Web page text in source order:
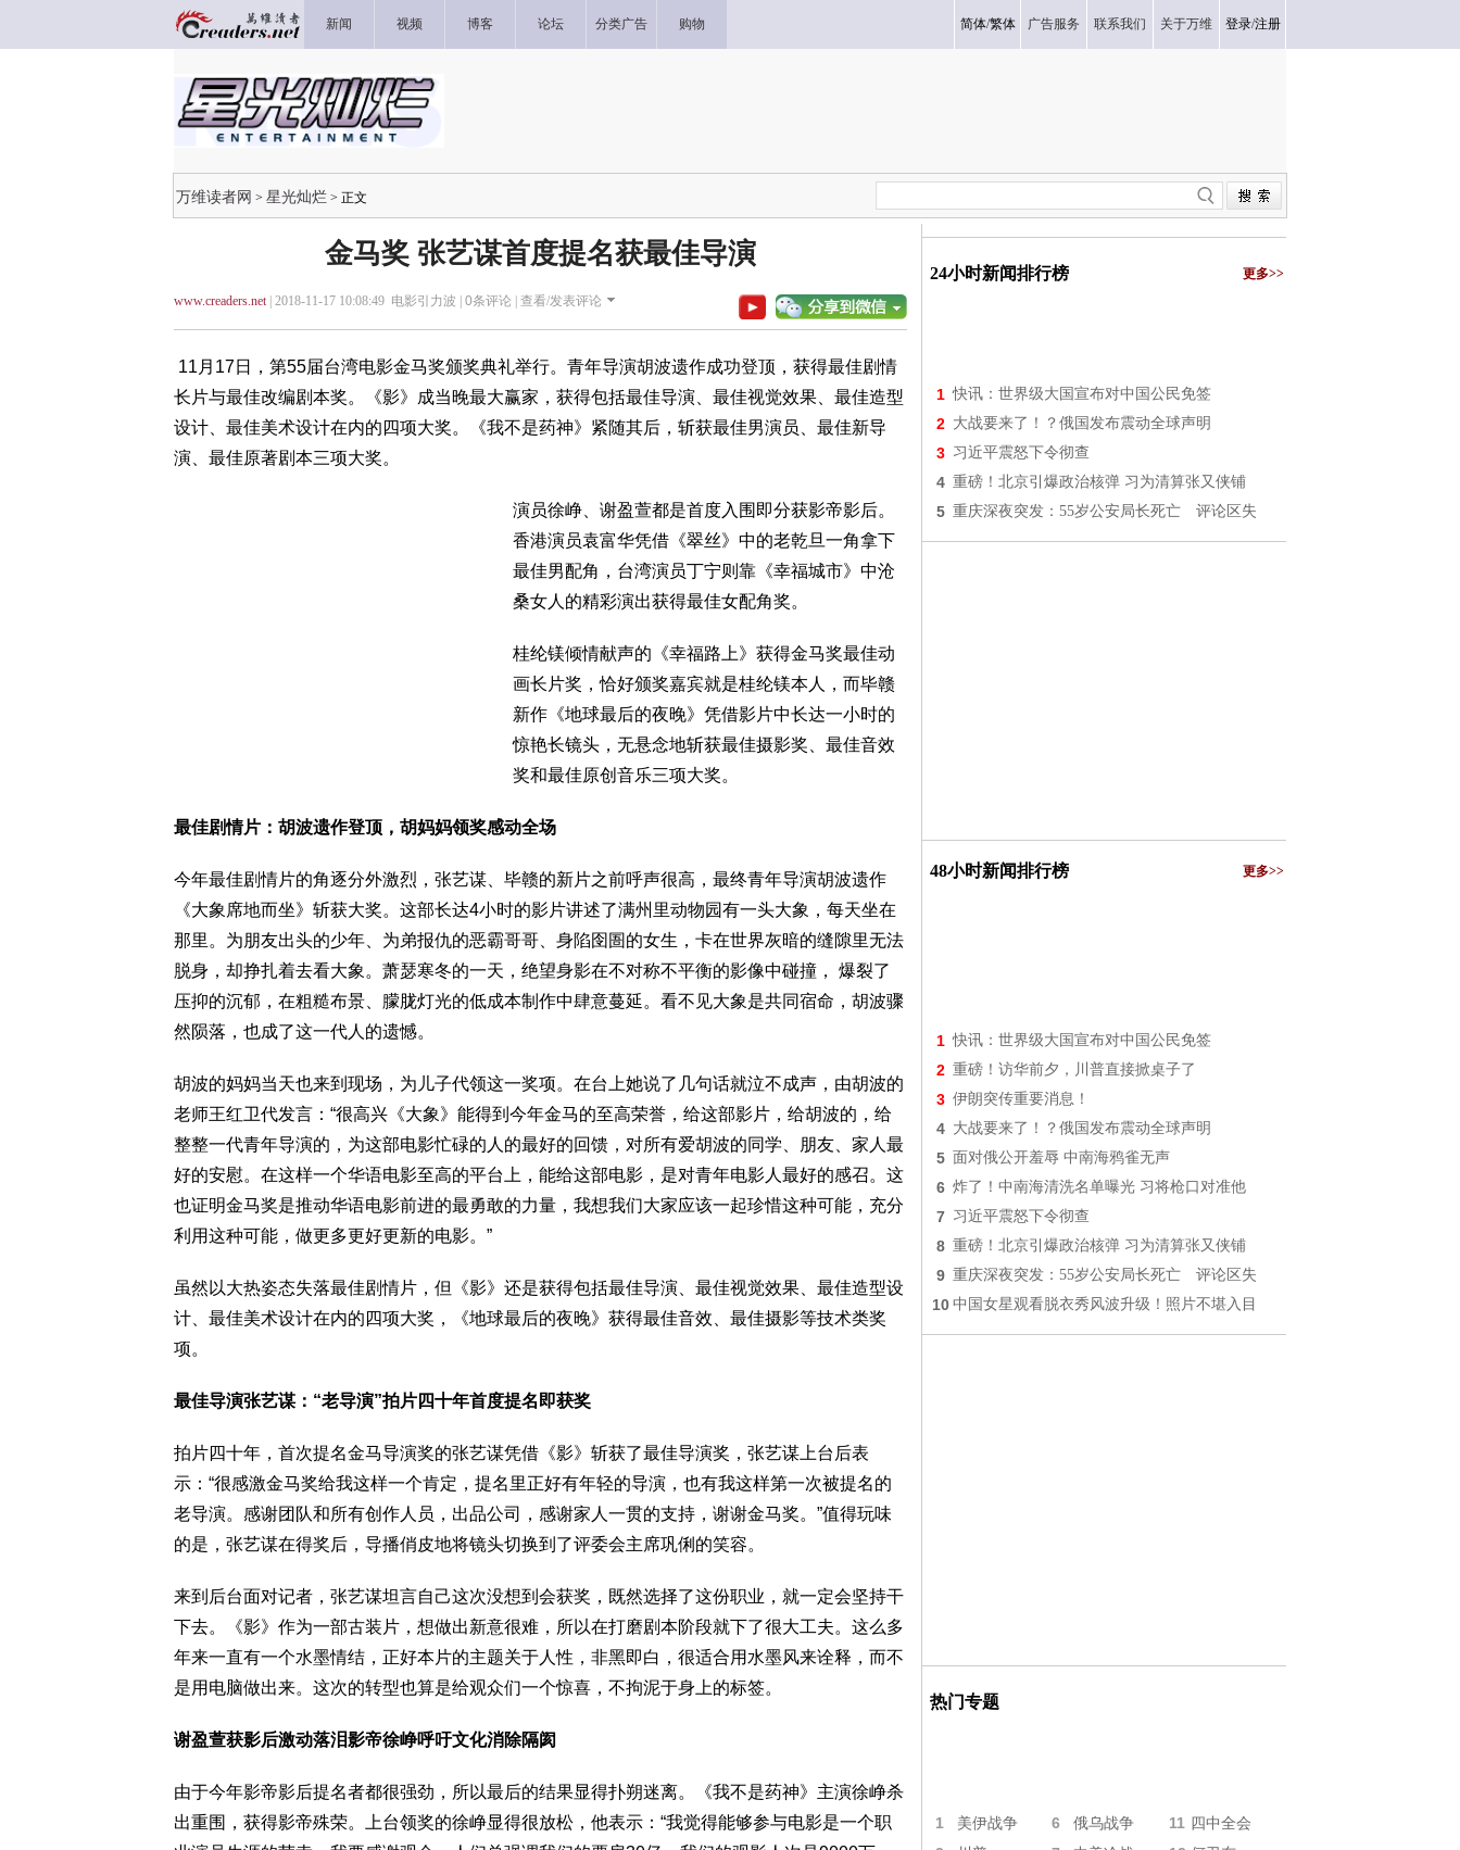
新闻 视频 博客 论坛 分类广告 购物 简体/繁体 广告服务 联系我们 关于万维 登录/注册
万维读者网 > 星光灿烂 > 正文
金马奖 张艺谋首度提名获最佳导演
www.creaders.net| 2018-11-17 10:08:49 电影引力波 | 0条评论 | 查看/发表评论
11月17日，第55届台湾电影金马奖颁奖典礼举行。青年导演胡波遗作成功登顶，获得最佳剧情
长片与最佳改编剧本奖。《影》成当晚最大赢家，获得包括最佳导演、最佳视觉效果、最佳造型
设计、最佳美术设计在内的四项大奖。《我不是药神》紧随其后，斩获最佳男演员、最佳新导
演、最佳原著剧本三项大奖。
演员徐峥、谢盈萱都是首度入围即分获影帝影后。
香港演员袁富华凭借《翠丝》中的老乾旦一角拿下
最佳男配角，台湾演员丁宁则靠《幸福城市》中沧
桑女人的精彩演出获得最佳女配角奖。
桂纶镁倾情献声的《幸福路上》获得金马奖最佳动
画长片奖，恰好颁奖嘉宾就是桂纶镁本人，而毕赣
新作《地球最后的夜晚》凭借影片中长达一小时的
惊艳长镜头，无悬念地斩获最佳摄影奖、最佳音效
奖和最佳原创音乐三项大奖。
最佳剧情片：胡波遗作登顶，胡妈妈领奖感动全场
今年最佳剧情片的角逐分外激烈，张艺谋、毕赣的新片之前呼声很高，最终青年导演胡波遗作
《大象席地而坐》斩获大奖。这部长达4小时的影片讲述了满州里动物园有一头大象，每天坐在
那里。为朋友出头的少年、为弟报仇的恶霸哥哥、身陷囹圄的女生，卡在世界灰暗的缝隙里无法
脱身，却挣扎着去看大象。萧瑟寒冬的一天，绝望身影在不对称不平衡的影像中碰撞， 爆裂了
压抑的沉郁，在粗糙布景、朦胧灯光的低成本制作中肆意蔓延。看不见大象是共同宿命，胡波骤
然陨落，也成了这一代人的遗憾。
胡波的妈妈当天也来到现场，为儿子代领这一奖项。在台上她说了几句话就泣不成声，由胡波的
老师王红卫代发言：“很高兴《大象》能得到今年金马的至高荣誉，给这部影片，给胡波的，给
整整一代青年导演的，为这部电影忙碌的人的最好的回馈，对所有爱胡波的同学、朋友、家人最
好的安慰。在这样一个华语电影至高的平台上，能给这部电影，是对青年电影人最好的感召。这
也证明金马奖是推动华语电影前进的最勇敢的力量，我想我们大家应该一起珍惜这种可能，充分
利用这种可能，做更多更好更新的电影。”
虽然以大热姿态失落最佳剧情片，但《影》还是获得包括最佳导演、最佳视觉效果、最佳造型设
计、最佳美术设计在内的四项大奖，《地球最后的夜晚》获得最佳音效、最佳摄影等技术类奖
项。
最佳导演张艺谋：“老导演”拍片四十年首度提名即获奖
拍片四十年，首次提名金马导演奖的张艺谋凭借《影》斩获了最佳导演奖，张艺谋上台后表
示：“很感激金马奖给我这样一个肯定，提名里正好有年轻的导演，也有我这样第一次被提名的
老导演。感谢团队和所有创作人员，出品公司，感谢家人一贯的支持，谢谢金马奖。”值得玩味
的是，张艺谋在得奖后，导播俏皮地将镜头切换到了评委会主席巩俐的笑容。
来到后台面对记者，张艺谋坦言自己这次没想到会获奖，既然选择了这份职业，就一定会坚持干
下去。《影》作为一部古装片，想做出新意很难，所以在打磨剧本阶段就下了很大工夫。这么多
年来一直有一个水墨情结，正好本片的主题关于人性，非黑即白，很适合用水墨风来诠释，而不
是用电脑做出来。这次的转型也算是给观众们一个惊喜，不拘泥于身上的标签。
谢盈萱获影后激动落泪影帝徐峥呼吁文化消除隔阂
由于今年影帝影后提名者都很强劲，所以最后的结果显得扑朔迷离。《我不是药神》主演徐峥杀
出重围，获得影帝殊荣。上台领奖的徐峥显得很放松，他表示：“我觉得能够参与电影是一个职
24小时新闻排行榜 更多>>
1 快讯：世界级大国宣布对中国公民免签
2 大战要来了！？俄国发布震动全球声明
3 习近平震怒下令彻查
4 重磅！北京引爆政治核弹 习为清算张又侠铺
5 重庆深夜突发：55岁公安局长死亡 评论区失
48小时新闻排行榜 更多>>
1 快讯：世界级大国宣布对中国公民免签
2 重磅！访华前夕，川普直接掀桌子了
3 伊朗突传重要消息！
4 大战要来了！？俄国发布震动全球声明
5 面对俄公开羞辱 中南海鸦雀无声
6 炸了！中南海清洗名单曝光 习将枪口对准他
7 习近平震怒下令彻查
8 重磅！北京引爆政治核弹 习为清算张又侠铺
9 重庆深夜突发：55岁公安局长死亡 评论区失
10 中国女星观看脱衣秀风波升级！照片不堪入目
热门专题
1 美伊战争 6 俄乌战争 11 四中全会